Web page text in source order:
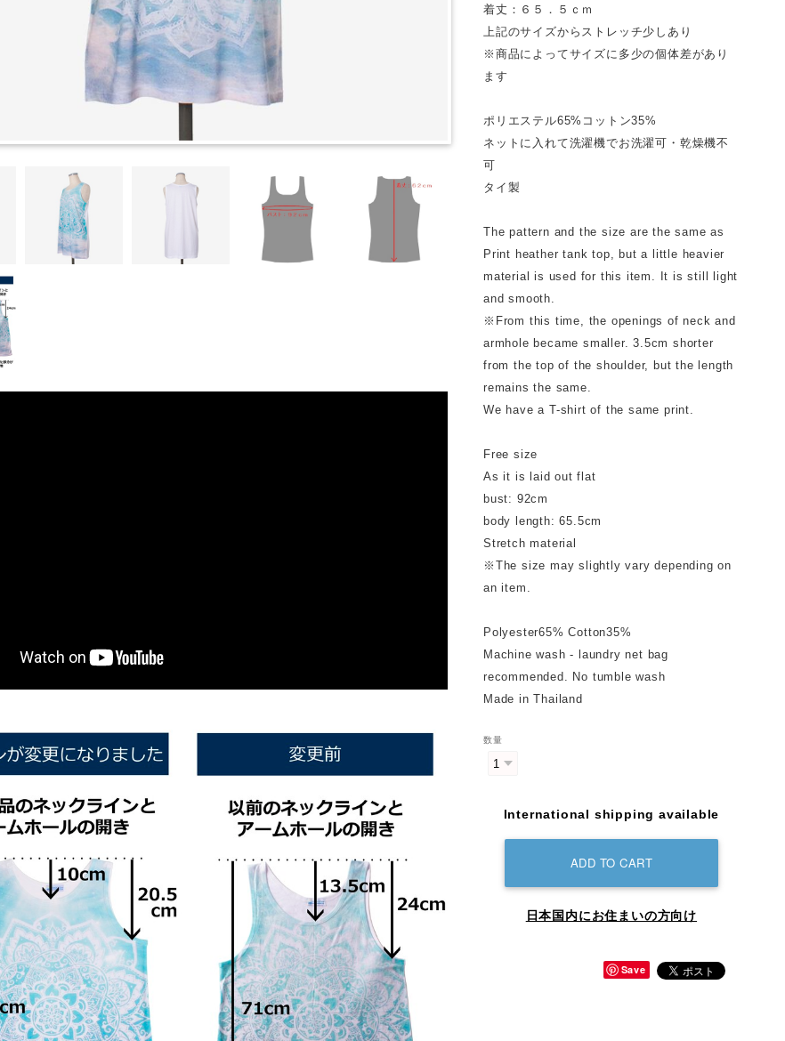
着丈：６５．５ｃｍ
上記のサイズからストレッチ少しあり
※商品によってサイズに多少の個体差があり
ます
ポリエステル65%コットン35%
ネットに入れて洗濯機でお洗濯可・乾燥機不
可
タイ製
The pattern and the size are the same as
Print heather tank top, but a little heavier
material is used for this item. It is still light
and smooth.
※From this time, the openings of neck and
armhole became smaller. 3.5cm shorter
from the top of the shoulder, but the length
remains the same.
We have a T-shirt of the same print.
Free size
As it is laid out flat
bust: 92cm
body length: 65.5cm
Stretch material
※The size may slightly vary depending on
an item.
Polyester65% Cotton35%
Machine wash - laundry net bag
recommended. No tumble wash
Made in Thailand
数量
International shipping available
ADD TO CART
日本国内にお住まいの方向け
Save